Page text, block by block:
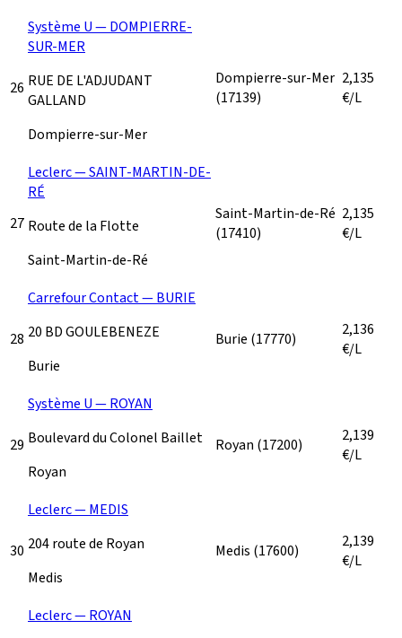
26
Système U — DOMPIERRE-
SUR-MER
RUE DE L'ADJUDANT
GALLAND
Dompierre-sur-Mer
Dompierre-sur-Mer
(17139)
2,135
€/L
27
Leclerc — SAINT-MARTIN-DE-
RÉ
Route de la Flotte
Saint-Martin-de-Ré
Saint-Martin-de-Ré
(17410)
2,135
€/L
28
Carrefour Contact — BURIE
20 BD GOULEBENEZE
Burie
Burie (17770)
2,136
€/L
29
Système U — ROYAN
Boulevard du Colonel Baillet
Royan
Royan (17200)
2,139
€/L
30
Leclerc — MEDIS
204 route de Royan
Medis
Medis (17600)
2,139
€/L
Leclerc — ROYAN